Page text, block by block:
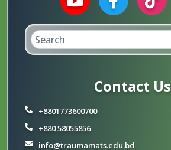
Contact Us
+8801773600700
+880 58055856
info@traumamats.edu.bd